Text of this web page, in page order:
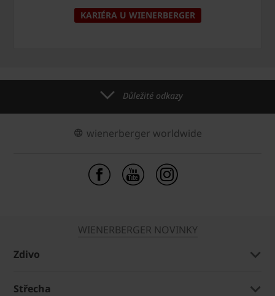
KARIÉRA U WIENERBERGER
Důležité odkazy
wienerberger worldwide
WIENERBERGER NOVINKY
Zdivo
Střecha